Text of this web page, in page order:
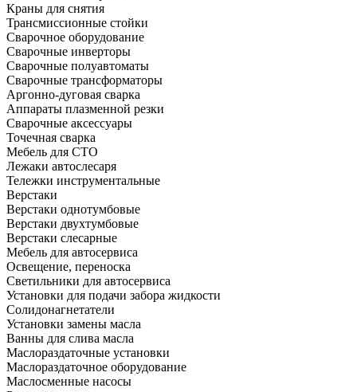
Краны для снятия
Трансмиссионные стойки
Сварочное оборудование
Сварочные инверторы
Сварочные полуавтоматы
Сварочные трансформаторы
Аргонно-дуговая сварка
Аппараты плазменной резки
Сварочные аксессуары
Точечная сварка
Мебель для СТО
Лежаки автослесаря
Тележки инструментальные
Верстаки
Верстаки однотумбовые
Верстаки двухтумбовые
Верстаки слесарные
Мебель для автосервиса
Освещение, переноска
Светильники для автосервиса
Установки для подачи забора жидкости
Солидонагнетатели
Установки замены масла
Ванны для слива масла
Маслораздаточные установки
Маслораздаточное оборудование
Маслосменные насосы